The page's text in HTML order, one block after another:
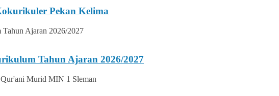
Pekan Kelima
Tahun Ajaran 2026/2027